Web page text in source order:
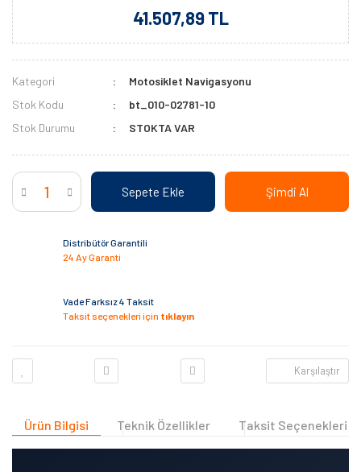
41.507,89 TL
Kategori
Motosiklet Navigasyonu
Stok Kodu
bt_010-02781-10
Stok Durumu
STOKTA VAR
Sepete Ekle Şimdi Al
Distribütör Garantili
24 Ay Garanti
Vade Farksız 4 Taksit
Taksit seçenekleri için tıklayın
Karşılaştır
Ürün Bilgisi Teknik Özellikler Taksit Seçenekleri